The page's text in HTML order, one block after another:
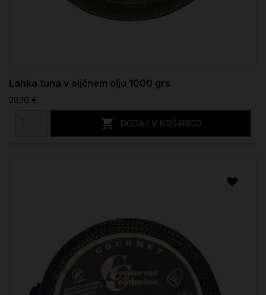
Lahka tuna v oljčnem olju 1000 grs
26,16 €
 DODAJ V KOŠARICO